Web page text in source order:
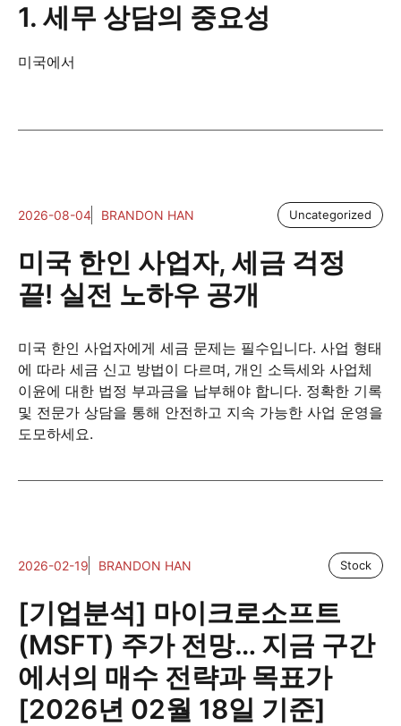
1. 세무 상담의 중요성
미국에서
2026-08-04 BRANDON HAN Uncategorized
미국 한인 사업자, 세금 걱정
끝! 실전 노하우 공개
미국 한인 사업자에게 세금 문제는 필수입니다. 사업 형태
에 따라 세금 신고 방법이 다르며, 개인 소득세와 사업체
이윤에 대한 법정 부과금을 납부해야 합니다. 정확한 기록
및 전문가 상담을 통해 안전하고 지속 가능한 사업 운영을
도모하세요.
2026-02-19 BRANDON HAN Stock
[기업분석] 마이크로소프트
(MSFT) 주가 전망… 지금 구간
에서의 매수 전략과 목표가
[2026년 02월 18일 기준]